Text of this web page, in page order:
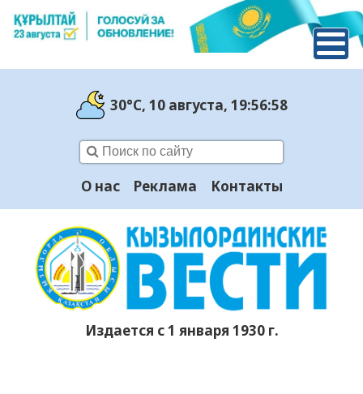
30°C, 10 августа, 19:56:59
О нас Реклама Контакты
Издается с 1 января 1930 г.